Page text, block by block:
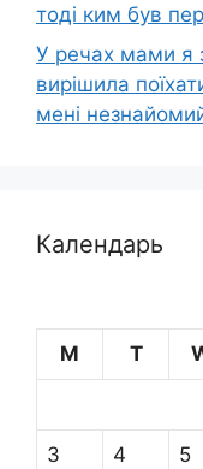
тоді ким був
У речах мами я
вирішила
мені
Календарь
M
T
3 4 5